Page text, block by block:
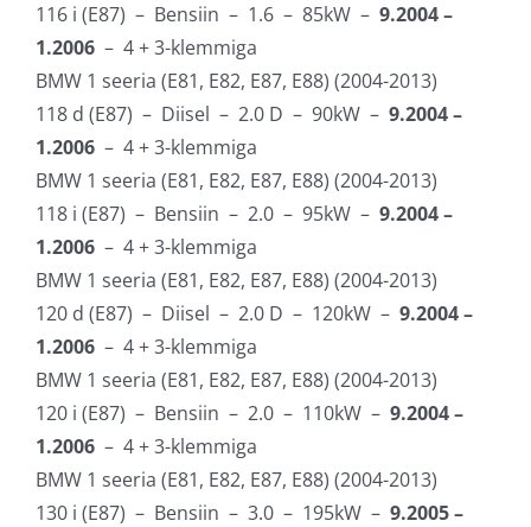
116 i (E87) – Bensiin – 1.6 – 85kW – 9.2004 –
1.2006 – 4 + 3-klemmiga
BMW 1 seeria (E81, E82, E87, E88) (2004-2013)
118 d (E87) – Diisel – 2.0 D – 90kW – 9.2004 –
1.2006 – 4 + 3-klemmiga
BMW 1 seeria (E81, E82, E87, E88) (2004-2013)
118 i (E87) – Bensiin – 2.0 – 95kW – 9.2004 –
1.2006 – 4 + 3-klemmiga
BMW 1 seeria (E81, E82, E87, E88) (2004-2013)
120 d (E87) – Diisel – 2.0 D – 120kW – 9.2004 –
1.2006 – 4 + 3-klemmiga
BMW 1 seeria (E81, E82, E87, E88) (2004-2013)
120 i (E87) – Bensiin – 2.0 – 110kW – 9.2004 –
1.2006 – 4 + 3-klemmiga
BMW 1 seeria (E81, E82, E87, E88) (2004-2013)
130 i (E87) – Bensiin – 3.0 – 195kW – 9.2005 –